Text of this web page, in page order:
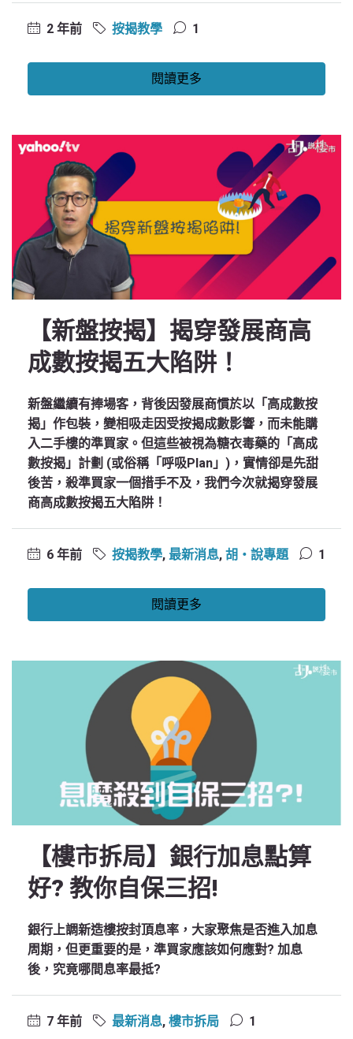
2 年前 按揭教學 1
閱讀更多
【新盤按揭】揭穿發展商高
成數按揭五大陷阱！
新盤繼續有捧場客，背後因發展商慣於以「高成數按
揭」作包裝，變相吸走因受按揭成數影響，而未能購
入二手樓的準買家。但這些被視為糖衣毒藥的「高成
數按揭」計劃 (或俗稱「呼吸Plan」)，實情卻是先甜
後苦，殺準買家一個措手不及，我們今次就揭穿發展
商高成數按揭五大陷阱！
6 年前 按揭教學, 最新消息, 胡‧說專題 1
閱讀更多
【樓市拆局】銀行加息點算
好? 教你自保三招!
銀行上調新造樓按封頂息率，大家聚焦是否進入加息
周期，但更重要的是，準買家應該如何應對? 加息
後，究竟哪間息率最抵?
7 年前 最新消息, 樓市拆局 1